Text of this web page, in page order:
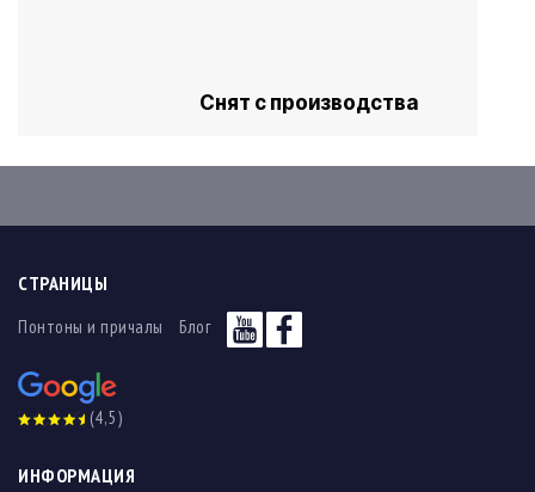
Снят с производства
СТРАНИЦЫ
Понтоны и причалы Блог
(4,5)
ИНФОРМАЦИЯ